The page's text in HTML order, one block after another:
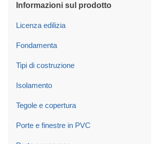
Informazioni sul prodotto
Licenza edilizia
Fondamenta
Tipi di costruzione
Isolamento
Tegole e copertura
Porte e finestre in PVC